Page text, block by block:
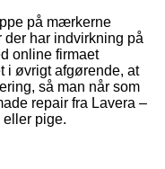
på mærkerne
har indvirkning på
online firmaet
i øvrigt afgørende, at
så man når som
repair fra Lavera –
eller pige.